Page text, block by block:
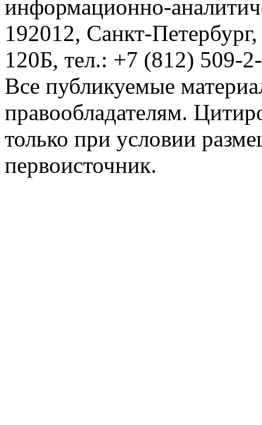
информационно-
192012, Санкт-
120Б, тел.: +7 (812) 509-
Все публикуемые
правообладателям.
только при условии
первоисточник.